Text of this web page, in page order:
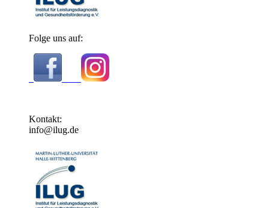
Folge uns auf:
Kontakt:
info@ilug.de